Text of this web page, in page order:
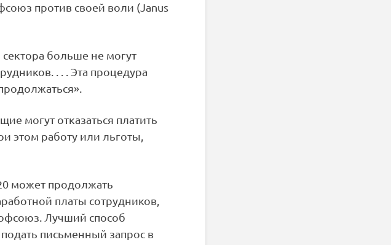
против своей воли (Janus
больше не могут
. . . Эта процедура
могут отказаться платить
этом работу или льготы,
может продолжать
платы сотрудников,
Лучший способ
письменный запрос в